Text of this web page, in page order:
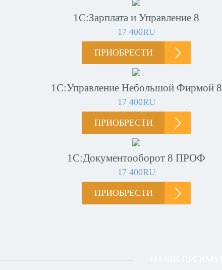
1С:Зарплата и Управление 8
17 400RU
ПРИОБРЕСТИ
1С:Управление Небольшой Фирмой 8
17 400RU
ПРИОБРЕСТИ
1С:Документооборот 8 ПРОФ
17 400RU
ПРИОБРЕСТИ